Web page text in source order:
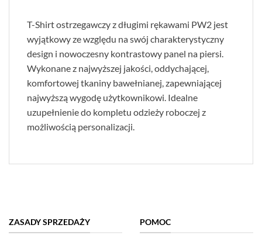
T-Shirt ostrzegawczy z długimi rękawami PW2 jest
wyjątkowy ze względu na swój charakterystyczny
design i nowoczesny kontrastowy panel na piersi.
Wykonane z najwyższej jakości, oddychającej,
komfortowej tkaniny bawełnianej, zapewniającej
najwyższą wygodę użytkownikowi. Idealne
uzupełnienie do kompletu odzieży roboczej z
możliwością personalizacji.
ZASADY SPRZEDAŻY POMOC